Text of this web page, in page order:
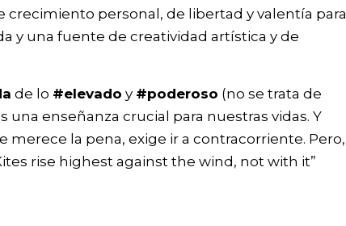
personal, de libertad y valentía para
y una fuente de creatividad artística y de
de lo #elevado y #poderoso (no se trata de
enseñanza crucial para nuestras vidas. Y
la pena, exige ir a contracorriente. Pero,
rise highest against the wind, not with it”